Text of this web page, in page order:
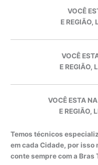
VOCÊ
E REGIÃO,
VOCÊ
E REGIÃO,
VOCÊ ESTA
E REGIÃO,
Temos técnicos
em cada Cidade, por
conte sempre com a Bras